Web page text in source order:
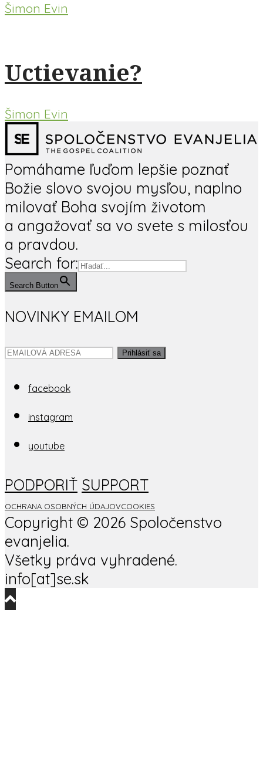
Šimon Evin
Uctievanie?
Šimon Evin
Pomáhame ľuďom lepšie poznať
Božie slovo svojou mysľou, naplno
milovať Boha svojím životom
a angažovať sa vo svete s milosťou
a pravdou.
Search for:
Search Button
NOVINKY EMAILOM
Prihlásiť sa
facebook
instagram
youtube
PODPORIŤ SUPPORT
OCHRANA OSOBNÝCH ÚDAJOVCOOKIES
Copyright © 2026 Spoločenstvo
evanjelia.
Všetky práva vyhradené.
info[at]se.sk